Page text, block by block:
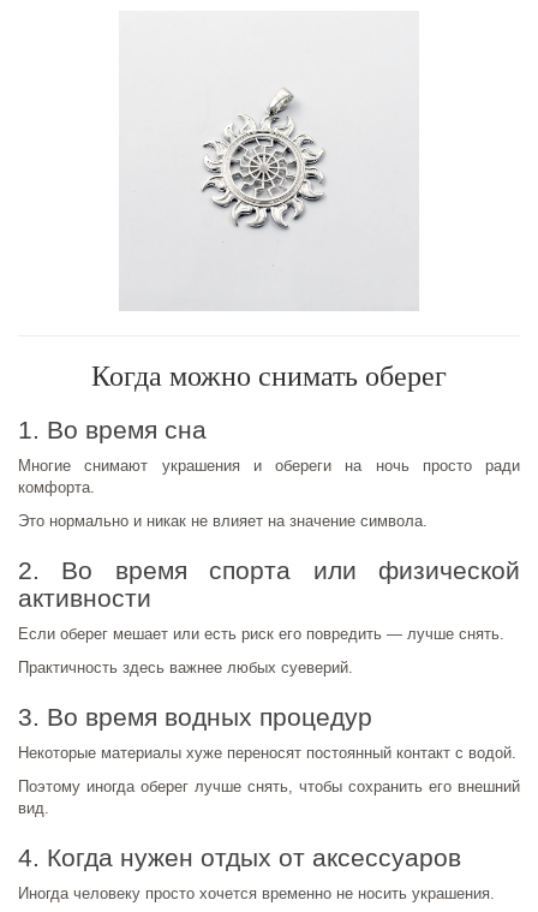
Когда можно снимать оберег
1. Во время сна
Многие снимают украшения и обереги на ночь просто ради
комфорта.
Это нормально и никак не влияет на значение символа.
2. Во время спорта или физической
активности
Если оберег мешает или есть риск его повредить — лучше снять.
Практичность здесь важнее любых суеверий.
3. Во время водных процедур
Некоторые материалы хуже переносят постоянный контакт с водой.
Поэтому иногда оберег лучше снять, чтобы сохранить его внешний
вид.
4. Когда нужен отдых от аксессуаров
Иногда человеку просто хочется временно не носить украшения.